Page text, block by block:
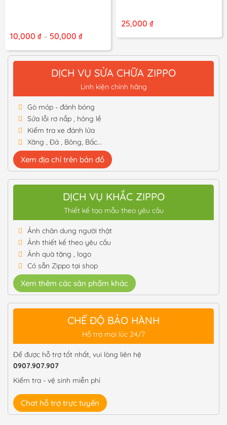
10,000 ₫ – 50,000 ₫Khoảng
từ
10,000 ₫
50,000 ₫
25,000 ₫
DỊCH VỤ SỬA CHỮA ZIPPO
Linh kiện chính hãng
Gò móp - đánh bóng
Sửa lỗi rơ nắp , hỏng lề
Kiểm tra xe đánh lửa
Xăng , Đá , Bông, Bấc...
Xem địa chỉ trên bản đồ
DỊCH VỤ KHẮC ZIPPO
Thiết kế tạo mẫu theo yêu cầu
Ảnh chân dung người thật
Ảnh thiết kế theo yêu cầu
Ảnh quà tặng , logo
Có sẵn Zippo tại shop
Xem thêm các sản phẩm khác
CHẾ ĐỘ BẢO HÀNH
Hỗ trợ mọi lúc 24/7
Để được hỗ trợ tốt nhất, vui lòng liên hệ
0907.907.907
Kiểm tra - vệ sinh miễn phí
Chat hỗ trợ trực tuyến